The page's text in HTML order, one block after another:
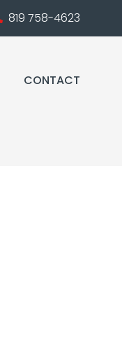
819 758-4623
CONTACT